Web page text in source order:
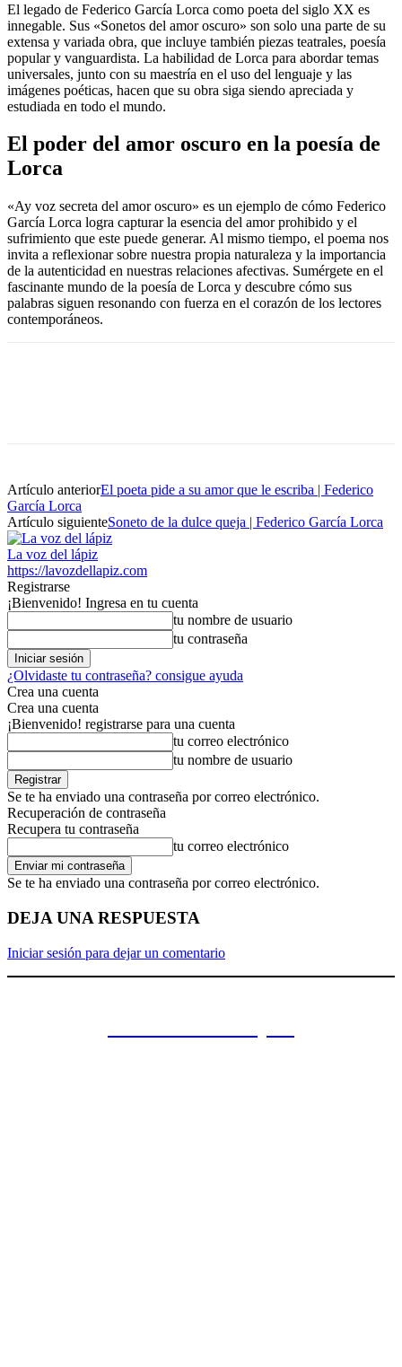
El legado de Federico García Lorca como poeta del siglo XX es
innegable. Sus «Sonetos del amor oscuro» son solo una parte de su
extensa y variada obra, que incluye también piezas teatrales, poesía
popular y vanguardista. La habilidad de Lorca para abordar temas
universales, junto con su maestría en el uso del lenguaje y las
imágenes poéticas, hacen que su obra siga siendo apreciada y
estudiada en todo el mundo.
El poder del amor oscuro en la poesía de
Lorca
«Ay voz secreta del amor oscuro» es un ejemplo de cómo Federico
García Lorca logra capturar la esencia del amor prohibido y el
sufrimiento que este puede generar. Al mismo tiempo, el poema nos
invita a reflexionar sobre nuestra propia naturaleza y la importancia
de la autenticidad en nuestras relaciones afectivas. Sumérgete en el
fascinante mundo de la poesía de Lorca y descubre cómo sus
palabras siguen resonando con fuerza en el corazón de los lectores
contemporáneos.
Artículo anteriorEl poeta pide a su amor que le escriba | Federico
García Lorca
Artículo siguienteSoneto de la dulce queja | Federico García Lorca
La voz del lápiz
https://lavozdellapiz.com
Registrarse
¡Bienvenido! Ingresa en tu cuenta
tu nombre de usuario
tu contraseña
¿Olvidaste tu contraseña? consigue ayuda
Crea una cuenta
Crea una cuenta
¡Bienvenido! registrarse para una cuenta
tu correo electrónico
tu nombre de usuario
Se te ha enviado una contraseña por correo electrónico.
Recuperación de contraseña
Recupera tu contraseña
tu correo electrónico
Se te ha enviado una contraseña por correo electrónico.
DEJA UNA RESPUESTA
Iniciar sesión para dejar un comentario